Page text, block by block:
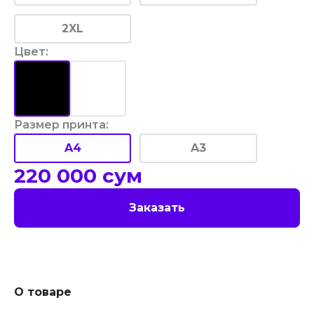
2XL
Цвет:
Размер принта:
A4
A3
220 000 сум
Заказать
О товаре